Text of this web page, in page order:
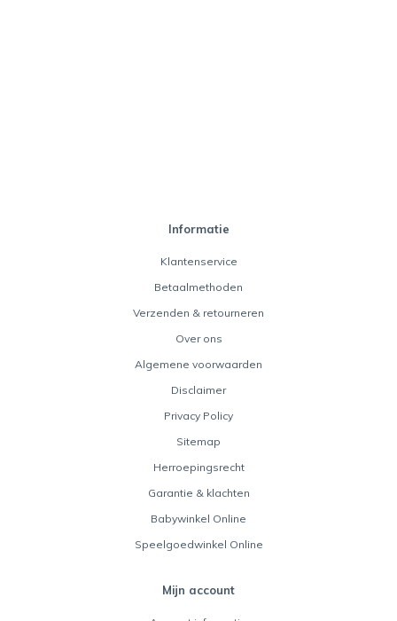
Informatie
Klantenservice
Betaalmethoden
Verzenden & retourneren
Over ons
Algemene voorwaarden
Disclaimer
Privacy Policy
Sitemap
Herroepingsrecht
Garantie & klachten
Babywinkel Online
Speelgoedwinkel Online
Mijn account